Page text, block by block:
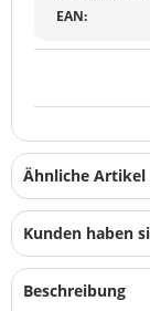
EAN:
Ähnliche Artikel
Kunden haben
Beschreibung